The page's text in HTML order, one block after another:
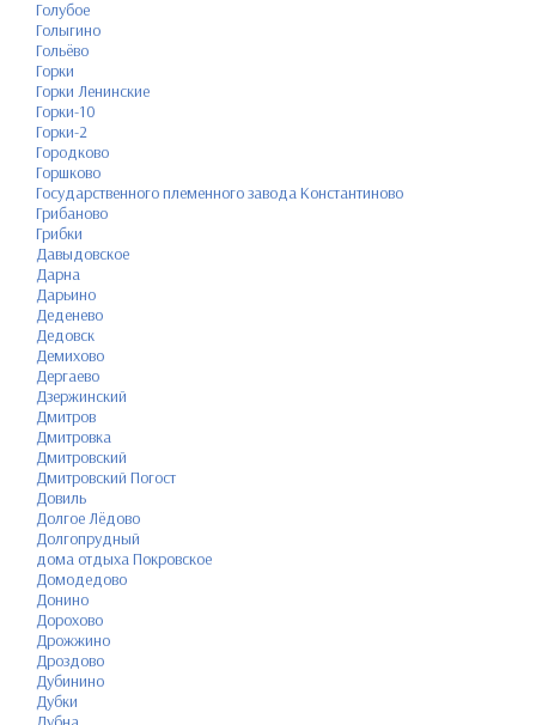
Голубое
Голыгино
Гольёво
Горки
Горки Ленинские
Горки-10
Горки-2
Городково
Горшково
Государственного племенного завода Константиново
Грибаново
Грибки
Давыдовское
Дарна
Дарьино
Деденево
Дедовск
Демихово
Дергаево
Дзержинский
Дмитров
Дмитровка
Дмитровский
Дмитровский Погост
Довиль
Долгое Лёдово
Долгопрудный
дома отдыха Покровское
Домодедово
Донино
Дорохово
Дрожжино
Дроздово
Дубинино
Дубки